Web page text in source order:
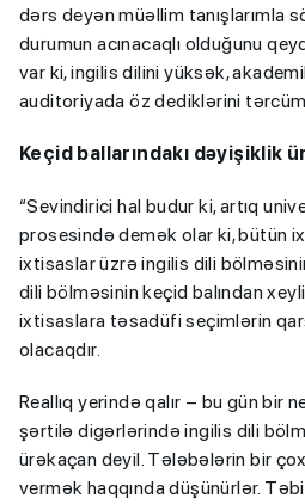
dərs deyən müəllim tanışlarımla
durumun acınacaqlı olduğunu
var ki, ingilis dilini yüksək,
auditoriyada öz dediklərini
Keçid ballarındakı dəyişiklik
“Sevindirici hal budur ki, artıq
prosesində demək olar ki, bütün
ixtisaslar üzrə ingilis dili
dili bölməsinin keçid balından
ixtisaslara təsadüfi seçimlərin
olacaqdır.
Reallıq yerində qalır – bu gün bir
şərtilə digərlərində ingilis dili
ürəkaçan deyil. Tələbələrin bir
vermək haqqında düşünürlər.